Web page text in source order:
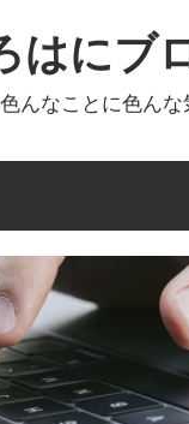
はにブ
んなことに色んな